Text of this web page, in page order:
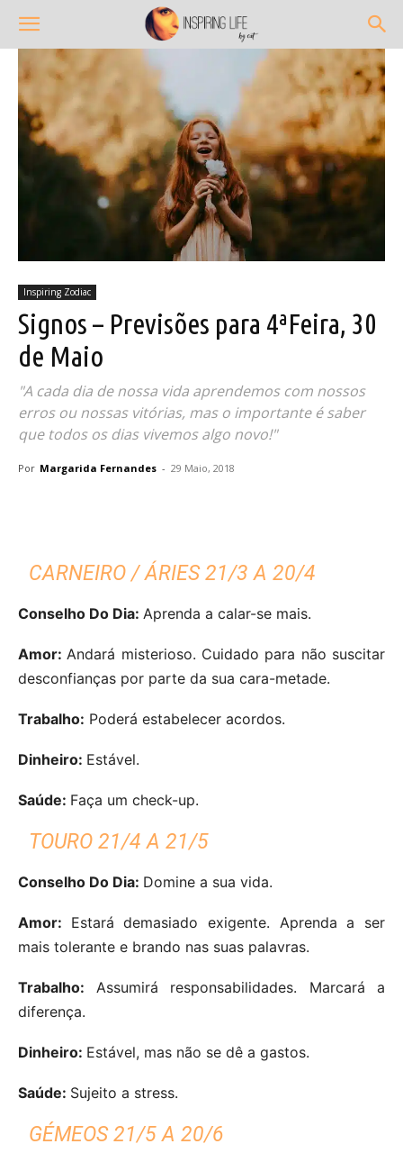
Inspiring Zodiac
Signos – Previsões para 4ªFeira, 30
de Maio
"A cada dia de nossa vida aprendemos com nossos
erros ou nossas vitórias, mas o importante é saber
que todos os dias vivemos algo novo!"
Por Margarida Fernandes - 29 Maio, 2018
CARNEIRO / ÁRIES 21/3 A 20/4
Conselho Do Dia: Aprenda a calar-se mais.
Amor: Andará misterioso. Cuidado para não suscitar
desconfianças por parte da sua cara-metade.
Trabalho: Poderá estabelecer acordos.
Dinheiro: Estável.
Saúde: Faça um check-up.
TOURO 21/4 A 21/5
Conselho Do Dia: Domine a sua vida.
Amor: Estará demasiado exigente. Aprenda a ser
mais tolerante e brando nas suas palavras.
Trabalho: Assumirá responsabilidades. Marcará a
diferença.
Dinheiro: Estável, mas não se dê a gastos.
Saúde: Sujeito a stress.
GÉMEOS 21/5 A 20/6